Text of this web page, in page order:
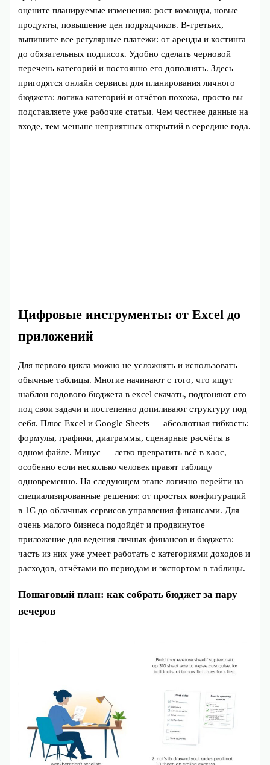
оцените планируемые изменения: рост команды, новые
продукты, повышение цен подрядчиков. В‑третьих,
выпишите все регулярные платежи: от аренды и хостинга
до обязательных подписок. Удобно сделать черновой
перечень категорий и постоянно его дополнять. Здесь
пригодятся онлайн сервисы для планирования личного
бюджета: логика категорий и отчётов похожа, просто вы
подставляете уже рабочие статьи. Чем честнее данные на
входе, тем меньше неприятных открытий в середине года.
Цифровые инструменты: от Excel до
приложений
Для первого цикла можно не усложнять и использовать
обычные таблицы. Многие начинают с того, что ищут
шаблон годового бюджета в excel скачать, подгоняют его
под свои задачи и постепенно допиливают структуру под
себя. Плюс Excel и Google Sheets — абсолютная гибкость:
формулы, графики, диаграммы, сценарные расчёты в
одном файле. Минус — легко превратить всё в хаос,
особенно если несколько человек правят таблицу
одновременно. На следующем этапе логично перейти на
специализированные решения: от простых конфигураций
в 1С до облачных сервисов управления финансами. Для
очень малого бизнеса подойдёт и продвинутое
приложение для ведения личных финансов и бюджета:
часть из них уже умеет работать с категориями доходов и
расходов, отчётами по периодам и экспортом в таблицы.
Пошаговый план: как собрать бюджет за пару
вечеров